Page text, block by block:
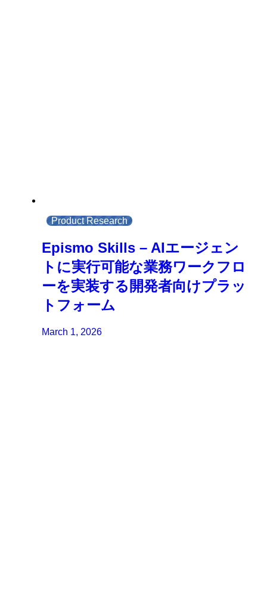
Product Research
Epismo Skills – AIエージェン
トに実行可能な業務ワークフロ
ーを実装する開発者向けプラッ
トフォーム
March 1, 2026